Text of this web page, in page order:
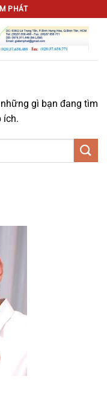
PHÁT
gì bạn đang tìm
ích.